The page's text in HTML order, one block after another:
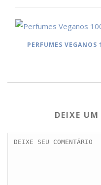
PERFUMES
DEIXE